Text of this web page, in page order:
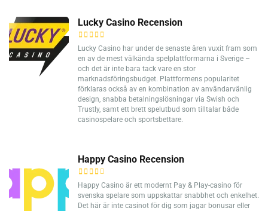
Lucky Casino Recension
Lucky Casino har under de senaste åren vuxit fram som
en av de mest välkända spelplattformarna i Sverige –
och det är inte bara tack vare en stor
marknadsföringsbudget. Plattformens popularitet
förklaras också av en kombination av användarvänlig
design, snabba betalningslösningar via Swish och
Trustly, samt ett brett spelutbud som tilltalar både
casinospelare och sportsbettare.
Happy Casino Recension
Happy Casino är ett modernt Pay & Play-casino för
svenska spelare som uppskattar snabbhet och enkelhet.
Det här är inte casinot för dig som jagar bonusar eller